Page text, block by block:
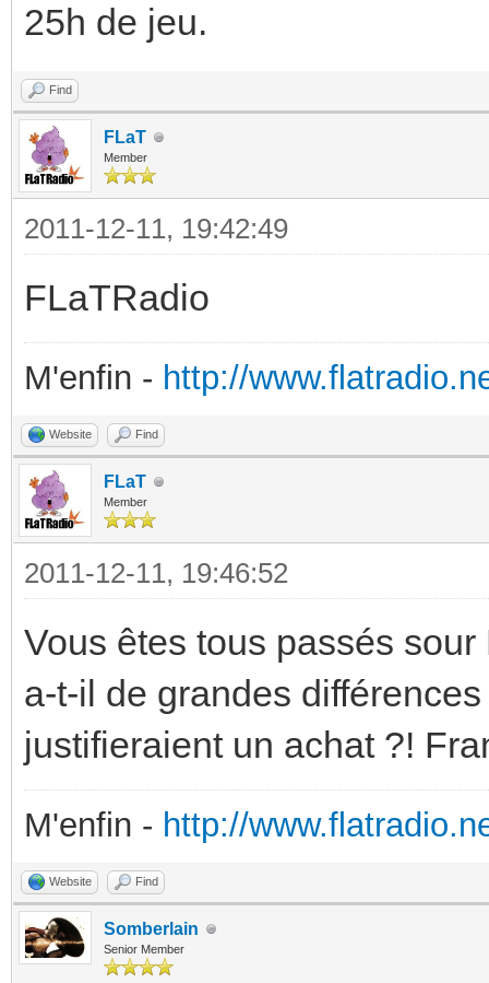
25h de jeu.
Find
FLaT
Member
2011-12-11, 19:42:49
FLaTRadio
M'enfin - http://
Website Find
FLaT
Member
2011-12-11, 19:46:52
Vous êtes tous passés
a-t-il de grandes
justifieraient un achat ?!
M'enfin - http://
Website Find
Somberlain
Senior Member